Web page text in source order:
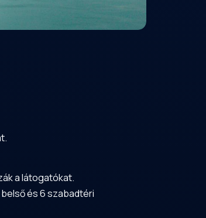
a látogatókat.
és 6 szabadtéri